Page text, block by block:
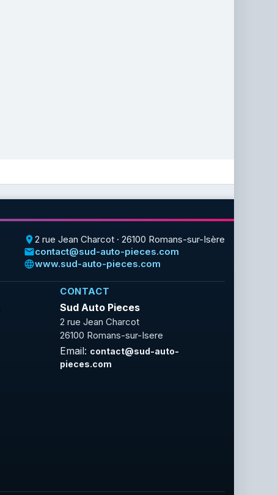
place2 rue Jean Charcot · 26100 Romans-sur-Isère
emailcontact@sud-auto-pieces.com
languagewww.sud-auto-pieces.com
CONTACT
Sud Auto Pieces
2 rue Jean Charcot
26100 Romans-sur-Isere
Email: contact@sud-auto-
pieces.com